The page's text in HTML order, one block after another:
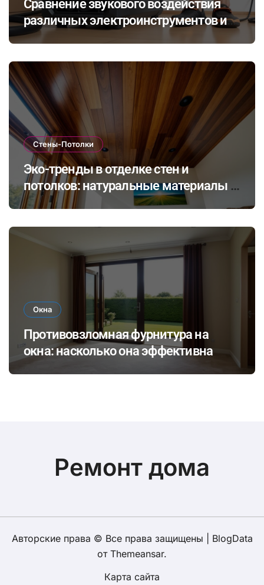
Сравнение звукового воздействия
различных электроинструментов и
его влияние на здоровье при ремонте
Стены-Потолки
Эко-тренды в отделке стен и
потолков: натуральные материалы и
экологичные покрытия для
Окна
Противовзломная фурнитура на
окна: насколько она эффективна
Ремонт дома
Авторские права © Все права защищены
BlogData
от Themeansar.
Карта сайта